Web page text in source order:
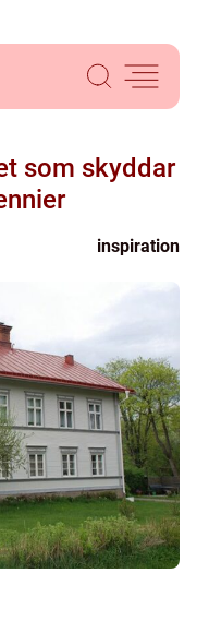
som skyddar
inspiration